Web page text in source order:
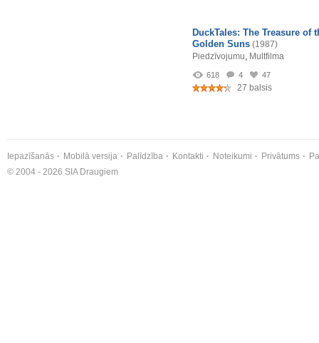
DuckTales: The Treasure of
Golden Suns (1987)
Piedzīvojumu, Multfilma
618 4 47
27 balsis
Iepazīšanās Mobilā versija Palīdzība Kontakti Noteikumi Privātums
© 2004 - 2026 SIA Draugiem